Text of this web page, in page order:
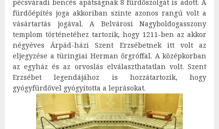
pécsváradi bencés apátságnak 8 fürdőszolgát is adott. A
fürdőépítés joga akkoriban szinte azonos rangú volt a
vásártartás jogával. A Belvárosi Nagyboldogasszony
templom történetéhez tartozik, hogy 1211-ben az akkor
négyéves Árpád-házi Szent Erzsébetnek itt volt az
eljegyzése a türingiai Herman őrgróffal. A középkorban
az egyház és az orvoslás elválaszthatatlan volt. Szent
Erzsébet legendájához is hozzátartozik, hogy
gyógyfürdővel gyógyította a leprásokat.